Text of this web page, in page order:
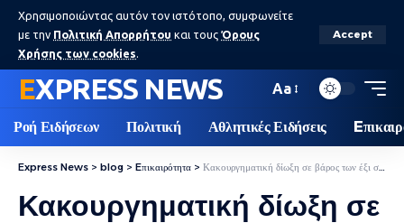
Χρησιμοποιώντας αυτόν τον ιστότοπο, συμφωνείτε
με την Πολιτική Απορρήτου και τους Όρους
Χρήσης των cookies.
Accept
EXPRESS NEWS Aa
Ροή Ειδήσεων Πολιτική Αθλητικές Ειδήσεις
Express News > blog > Eπικαιρότητα > Κακουργηματική δίωξη σε βάρος των έξι συλληφθέντων για την επίθεση στη Νομική Αθηνών
Κακουργηματική δίωξη σε